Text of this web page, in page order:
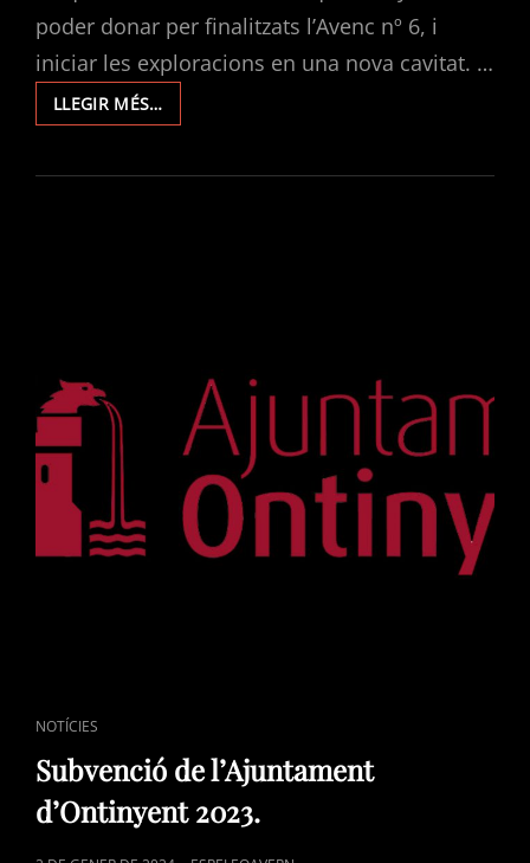
poder donar per finalitzats l’Avenc nº 6, i
iniciar les exploracions en una nova cavitat. …
LLEGIR MÉS…
EN
DES
CAT
LINKS
NOTÍCIES
Subvenció de l’Ajuntament
d’Ontinyent 2023.